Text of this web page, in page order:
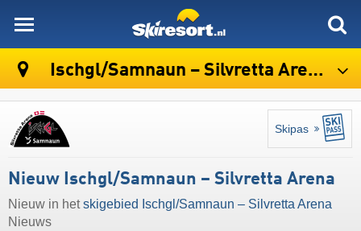
Ischgl/​Samnaun – Silvretta Arena
Skipas
Nieuw Ischgl/​Samnaun – Silvretta Arena
Nieuw in hetskigebied Ischgl/​Samnaun – Silvretta Arena
Nieuws